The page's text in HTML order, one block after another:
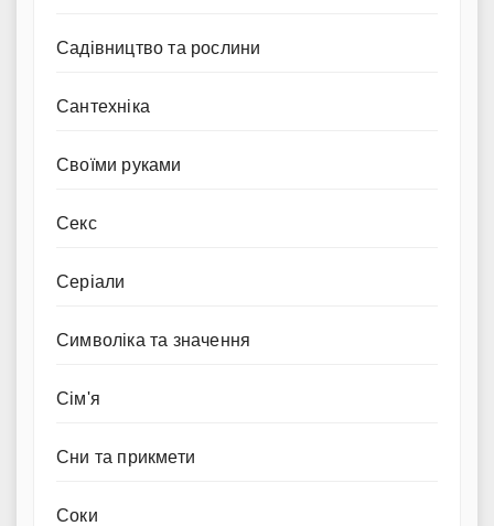
Садівництво та рослини
Сантехніка
Своїми руками
Секс
Серіали
Символіка та значення
Сім'я
Сни та прикмети
Соки